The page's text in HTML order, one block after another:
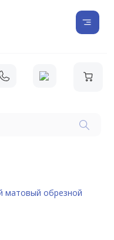
матовый обрезной